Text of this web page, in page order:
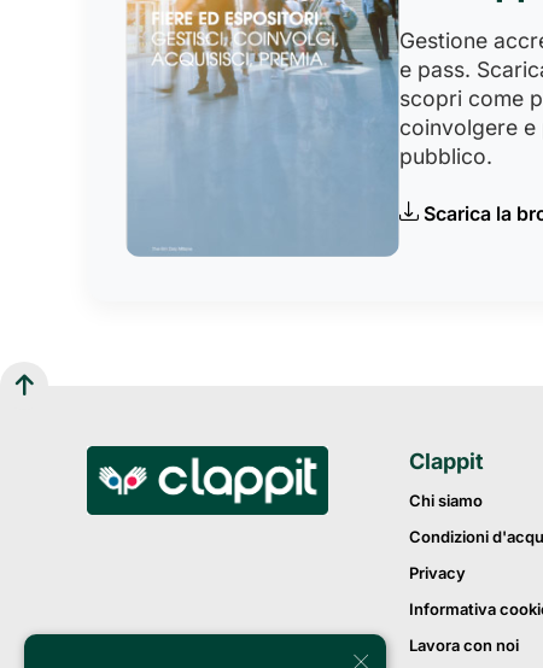
Gestione
e pass.
scopri come
coinvolgere e
pubblico.
Scarica la
Clappit
Chi siamo
Condizioni
Privacy
Informativa
Lavora con noi
×